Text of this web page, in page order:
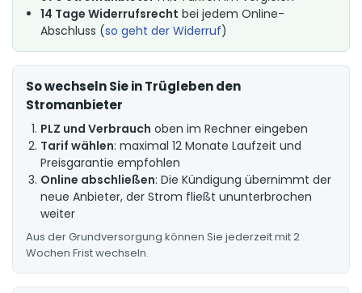
14 Tage Widerrufsrecht bei jedem Online-
Abschluss (so geht der Widerruf)
So wechseln Sie in Trügleben den
Stromanbieter
PLZ und Verbrauch oben im Rechner eingeben
Tarif wählen: maximal 12 Monate Laufzeit und
Preisgarantie empfohlen
Online abschließen: Die Kündigung übernimmt der
neue Anbieter, der Strom fließt ununterbrochen
weiter
Aus der Grundversorgung können Sie jederzeit mit 2
Wochen Frist wechseln.